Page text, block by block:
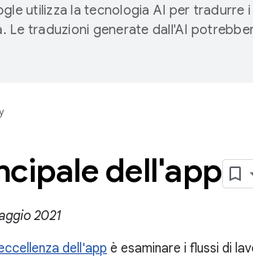
utilizza la tecnologia AI per tradurre
Le traduzioni generate dall'AI
dell'app
2021
dell'app è esaminare i flussi di